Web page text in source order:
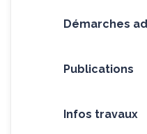
Démarches
Publications
Infos travaux